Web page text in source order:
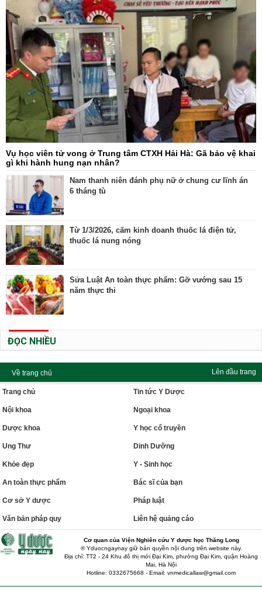
Vụ học viên tử vong ở Trung tâm CTXH Hải Hà: Gã bảo vệ khai
gì khi hành hung nạn nhân?
Nam thanh niên đánh phụ nữ ở chung cư lĩnh án
6 tháng tù
Từ 1/3/2026, cấm kinh doanh thuốc lá điện tử,
thuốc lá nung nóng
Sửa Luật An toàn thực phẩm: Gỡ vướng sau 15
năm thực thi
ĐỌC NHIỀU
Về trang chủ Lên đầu trang
Trang chủ Tin tức Y Dược
Nội khoa Ngoại khoa
Dược khoa Y học cổ truyền
Ung Thư Dinh Dưỡng
Khỏe đẹp Y - Sinh học
An toàn thực phẩm Bác sĩ của bạn
Cơ sở Y dược Pháp luật
Văn bản pháp quy Liên hệ quảng cáo
Cơ quan của Viện Nghiên cứu Y dược học Thăng Long
® Yduocngaynay giữ bản quyền nội dung trên website này.
Địa chỉ: TT2 - 24 Khu đô thị mới Đại Kim, phường Đại Kim, quận Hoàng
Mai, Hà Nội
Hotline: 0332675668 - Email: vnmedicallaw@gmail.com